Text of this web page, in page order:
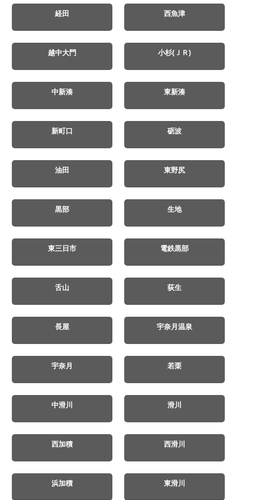
経田 西魚津
越中大門 小杉(ＪＲ)
中新湊 東新湊
新町口 砺波
油田 東野尻
黒部 生地
東三日市 電鉄黒部
舌山 荻生
長屋 宇奈月温泉
宇奈月 若栗
中滑川 滑川
西加積 西滑川
浜加積 東滑川